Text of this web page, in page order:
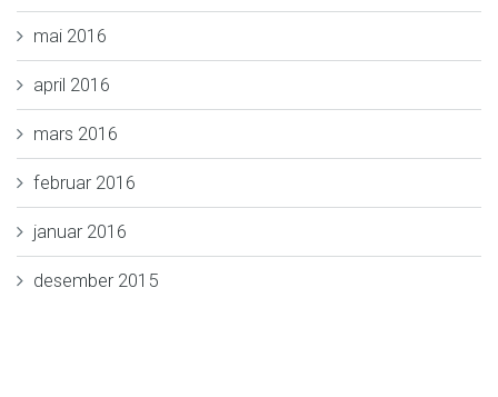
mai 2016
april 2016
mars 2016
februar 2016
januar 2016
desember 2015